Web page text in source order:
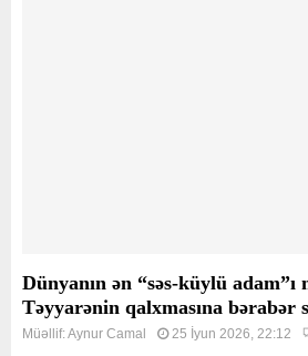
Dünyanın ən “səs-küylü adam”ı
Təyyarənin qalxmasına bərabər
Müəllif:Aynur Camal 25 İyun 2026, 22:12